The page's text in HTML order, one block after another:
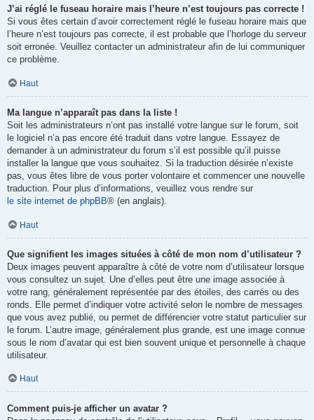
J’ai réglé le fuseau horaire mais l’heure n’est toujours pas correcte !
Si vous êtes certain d’avoir correctement réglé le fuseau horaire mais que
l’heure n’est toujours pas correcte, il est probable que l’horloge du serveur
soit erronée. Veuillez contacter un administrateur afin de lui communiquer
ce problème.
Haut
Ma langue n’apparaît pas dans la liste !
Soit les administrateurs n’ont pas installé votre langue sur le forum, soit
le logiciel n’a pas encore été traduit dans votre langue. Essayez de
demander à un administrateur du forum s’il est possible qu’il puisse
installer la langue que vous souhaitez. Si la traduction désirée n’existe
pas, vous êtes libre de vous porter volontaire et commencer une nouvelle
traduction. Pour plus d’informations, veuillez vous rendre sur
le site internet de phpBB® (en anglais).
Haut
Que signifient les images situées à côté de mon nom d’utilisateur ?
Deux images peuvent apparaître à côté de votre nom d’utilisateur lorsque
vous consultez un sujet. Une d’elles peut être une image associée à
votre rang, généralement représentée par des étoiles, des carrés ou des
ronds. Elle permet d’indiquer votre activité selon le nombre de messages
que vous avez publié, ou permet de différencier votre statut particulier sur
le forum. L’autre image, généralement plus grande, est une image connue
sous le nom d’avatar qui est bien souvent unique et personnelle à chaque
utilisateur.
Haut
Comment puis-je afficher un avatar ?